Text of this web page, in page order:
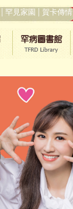
| 罕見家園 | 賀卡傳情